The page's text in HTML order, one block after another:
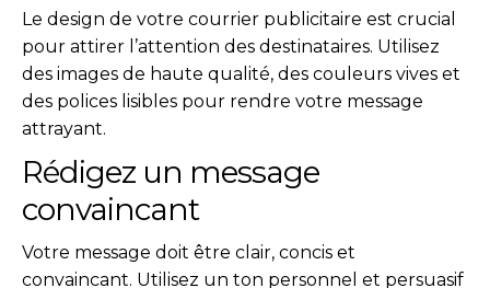
Le design de votre courrier publicitaire est crucial
pour attirer l’attention des destinataires. Utilisez
des images de haute qualité, des couleurs vives et
des polices lisibles pour rendre votre message
attrayant.
Rédigez un message
convaincant
Votre message doit être clair, concis et
convaincant. Utilisez un ton personnel et persuasif